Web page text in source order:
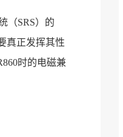
（SRS）的
真正发挥其性
时的电磁兼